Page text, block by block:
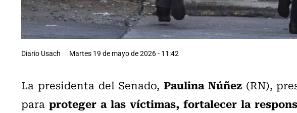
Diario Usach Martes 19 de mayo de 2026 - 11:42
La presidenta del Senado,Paulina Núñez (RN),
para proteger a las víctimas, fortalecer la